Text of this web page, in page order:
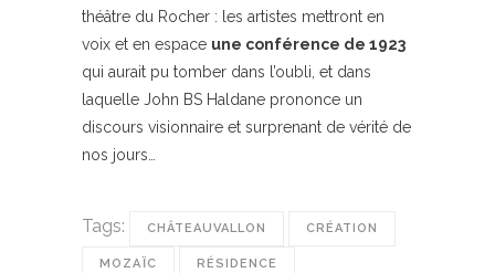
théâtre du Rocher : les artistes mettront en
voix et en espace une conférence de 1923
qui aurait pu tomber dans l’oubli, et dans
laquelle John BS Haldane prononce un
discours visionnaire et surprenant de vérité de
nos jours…
Tags: CHÂTEAUVALLON CRÉATION
MOZAÏC RÉSIDENCE